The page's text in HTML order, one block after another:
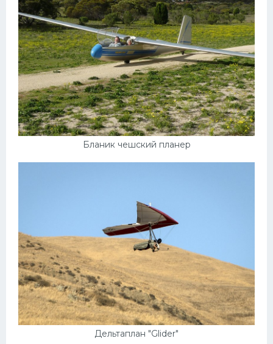
Бланик чешский планер
Дельтаплан "Glider"